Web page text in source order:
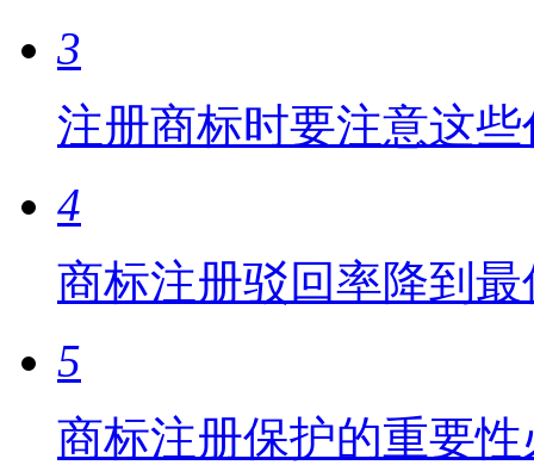
3
注册商标时要注意这
4
商标注册驳回率降到
5
商标注册保护的重要